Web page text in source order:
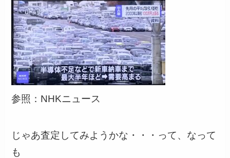
参照：NHKニュース
じゃあ査定してみようかな・・・って、なって
も